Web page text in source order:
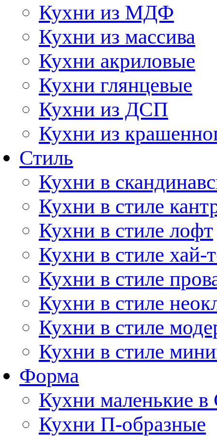
Кухни из МДФ
Кухни из массива
Кухни акриловые
Кухни глянцевые
Кухни из ДСП
Кухни из
Стиль
Кухни в
Кухни в стиле
Кухни в стиле лофт
Кухни в стиле хай-
Кухни в стиле
Кухни в стиле
Кухни в стиле
Кухни в стиле
Форма
Кухни маленькие в
Кухни П-образные